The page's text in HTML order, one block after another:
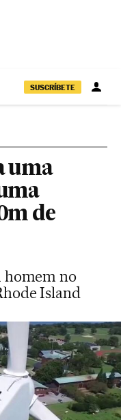
SUSCRÍBETE
uma
de
homem no
Island